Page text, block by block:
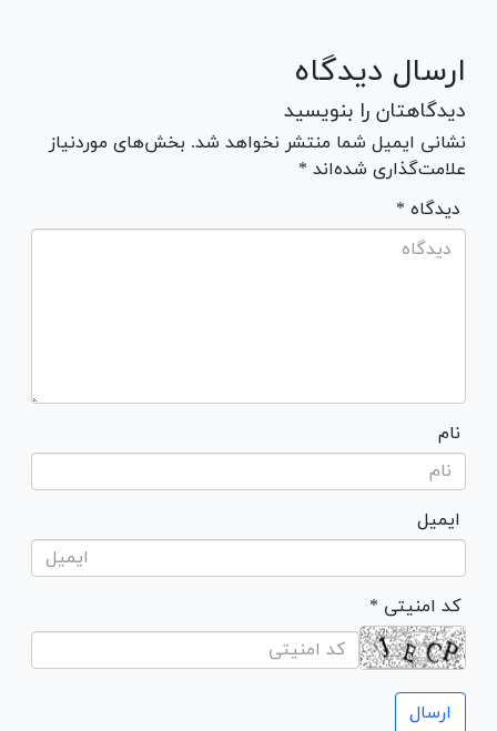
ارسال دیدگاه
دیدگاهتان را بنویسید
نشانی ایمیل شما منتشر نخواهد شد. بخش‌های موردنیاز
علامت‌گذاری شده‌اند *
* دیدگاه
نام
ایمیل
* کد امنیتی